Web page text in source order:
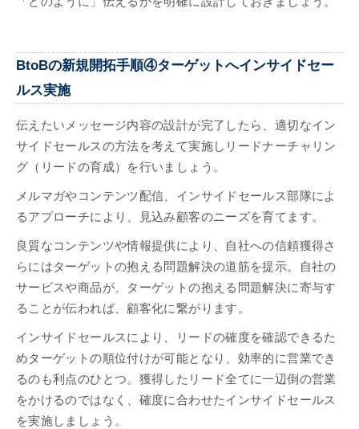
BtoBの新規開拓手順④ターゲットへインサイドセー
ルス実施
伝えたいメッセージ内容の設計が完了したら、適切なイン
サイドセールスの方法を考えて実施しリードナーチャリン
グ（リードの育成）を行いましょう。
メルマガやコンテンツ配信、インサイドセールス部隊によ
るアプローチにより、見込み顧客のニーズを育てます。
良質なコンテンツや情報提供により、自社への信頼獲得さ
らにはターゲットの抱える問題解決の道筋を提示。自社の
サービスや商品が、ターゲットの抱える問題解決に寄与す
ることが伝われば、顧客化に繋がります。
インサイドセールスにより、リードの確度を確認できるた
めターゲットの順位付けが可能となり、効率的に営業でき
るのも利点のひとつ。獲得したリード全てに一辺倒の営業
をかけるのではなく、確度に合わせたインサイドセールス
を実施しましょう。